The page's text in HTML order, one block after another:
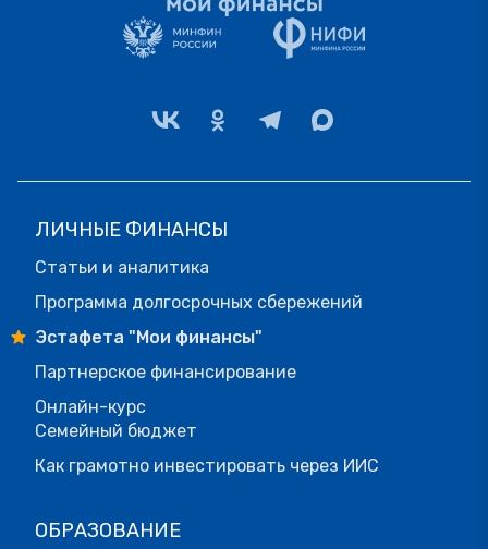
ЛИЧНЫЕ ФИНАНСЫ
Статьи и аналитика
Программа долгосрочных сбережений
Эстафета "Мои финансы"
Партнерское финансирование
Онлайн-курс
Семейный бюджет
Как грамотно инвестировать через ИИС
ОБРАЗОВАНИЕ